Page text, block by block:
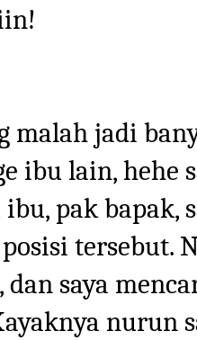
malah jadi
ibu lain, hehe
ibu, pak bapak,
tersebut.
saya
nurun